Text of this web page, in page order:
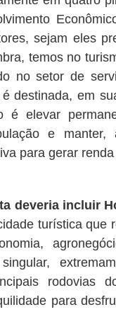
sejam eles
temos no
no setor de
destinada, em
é elevar
e
para gerar
deveria incluir
turística que
rodovias
para